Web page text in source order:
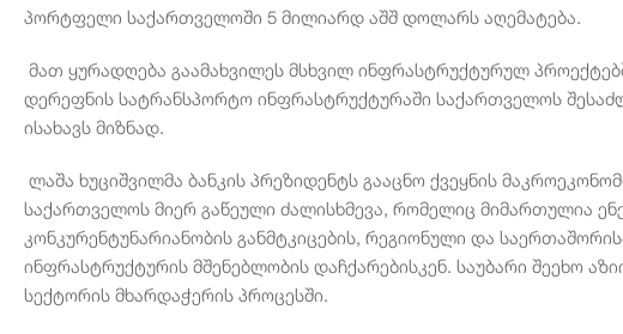
პორტფელი საქართველოში 5 მილიარდ აშშ დოლარს აღემატება.
მათ ყურადღება გაამახვილეს მსხვილ ინფრასტრუქტურულ
დერეფნის სატრანსპორტო ინფრასტრუქტურაში საქართველოს
ისახავს მიზნად.
ლაშა ხუციშვილმა ბანკის პრეზიდენტს გააცნო ქვეყნის
საქართველოს მიერ გაწეული ძალისხმევა, რომელიც მიმართულია
კონკურენტუნარიანობის განმტკიცების, რეგიონული და
ინფრასტრუქტურის მშენებლობის დაჩქარებისკენ. საუბარი შეეხო
სექტორის მხარდაჭერის პროცესში.